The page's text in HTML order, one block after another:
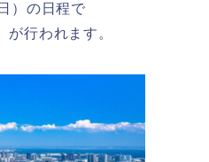
）の日程で
が行われます。